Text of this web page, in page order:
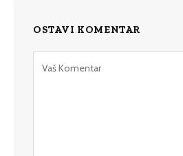
OSTAVI KOMENTAR